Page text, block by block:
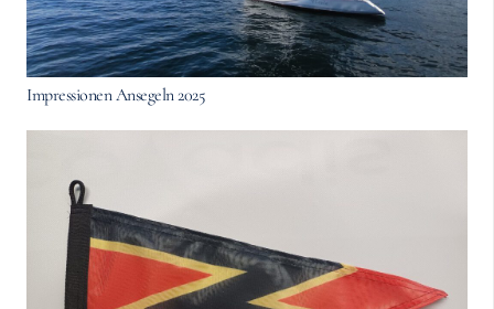
Impressionen Ansegeln 2025